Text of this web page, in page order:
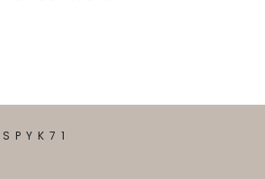
SPYK71